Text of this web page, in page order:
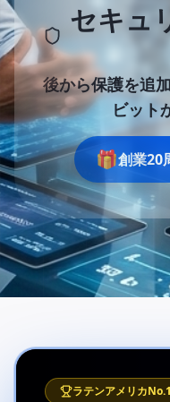
セキュ
後から保護を追
ビット
🎁創業20
ラテンアメリカ